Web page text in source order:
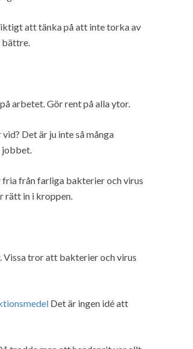
att tänka på att inte torka av
bättre.
arbetet. Gör rent på alla ytor.
Det är ju inte så många
jobbet.
från farliga bakterier och virus
rätt in i kroppen.
Vissa tror att bakterier och virus
Det är ingen idé att